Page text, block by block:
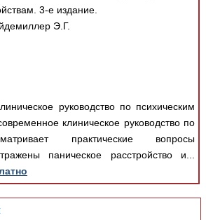
3-е издание.
Э.Г.
руководство по психическим
клиническое руководство по
практические вопросы
паническое расстройство и...